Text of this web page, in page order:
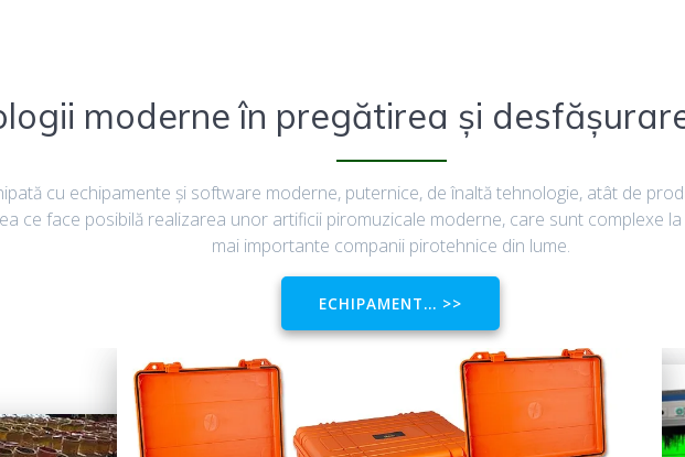
moderne în pregătirea și
cu echipamente şi software moderne, puternice, de înaltă tehnologie, atât de
ce face posibilă realizarea unor artificii piromuzicale moderne, care sunt complexe
mai importante companii pirotehnice din lume.
ECHIPAMENT… >>